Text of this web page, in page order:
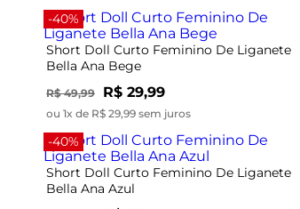
-40%
Short Doll Curto Feminino De Liganete
Bella Ana Bege
R$ 49,99 R$ 29,99
ou 1x de R$ 29,99 sem juros
-40%
Short Doll Curto Feminino De Liganete
Bella Ana Azul